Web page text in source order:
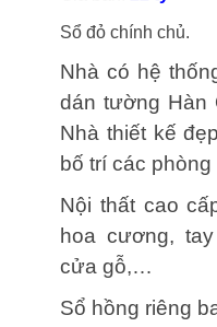
Sổ đỏ chính chủ.
Nhà có hệ
dán tường Hàn
Nhà thiết kế
bố trí các
Nội thất cao
hoa cương,
cửa gỗ,…
Sổ hồng riêng